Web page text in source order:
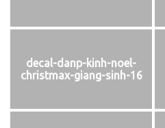
decal-danp-kinh-noel-
christmax-giang-sinh-16